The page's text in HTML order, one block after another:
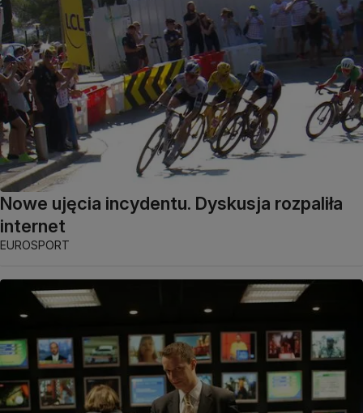
Nowe ujęcia incydentu. Dyskusja rozpaliła
internet
EUROSPORT